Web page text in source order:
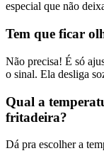
especial que não
Tem que ficar
Não precisa! É só
o sinal. Ela desliga
Qual a
fritadeira?
Dá pra escolher a